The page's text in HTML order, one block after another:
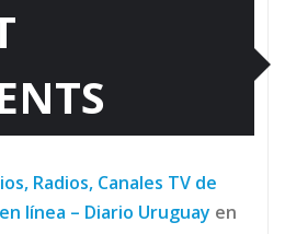
Radios, Canales TV de
línea – Diario Uruguay en